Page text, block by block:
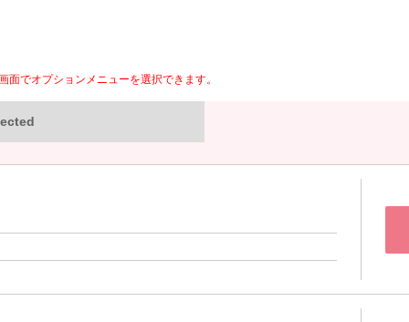
でオプションメニューを選択できます。